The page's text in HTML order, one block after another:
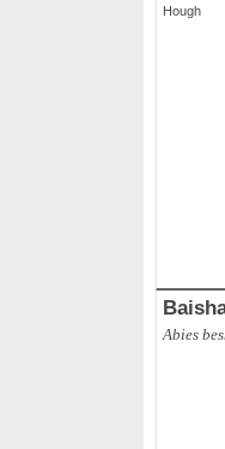
Hough
Abies